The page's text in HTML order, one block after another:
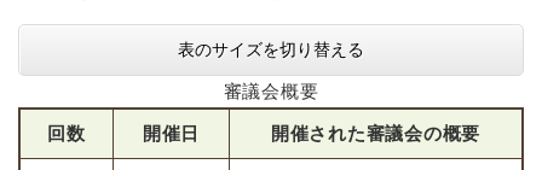
表のサイズを切り替える
審議会概要
回数 開催日 開催された審議会の概要